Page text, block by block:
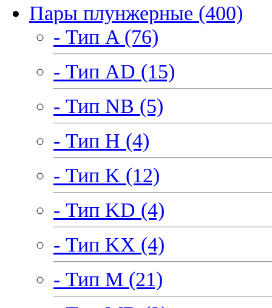
Пары плунжерные (400)
- Тип A (76)
- Тип AD (15)
- Тип NB (5)
- Тип H (4)
- Тип K (12)
- Тип KD (4)
- Тип KX (4)
- Тип M (21)